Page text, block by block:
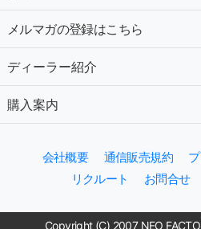
メルマガの登録はこちら
ディーラー紹介
購入案内
会社概要 通信販売規約
リクルート
お問合せ
Copyright (C) 2007 NEO